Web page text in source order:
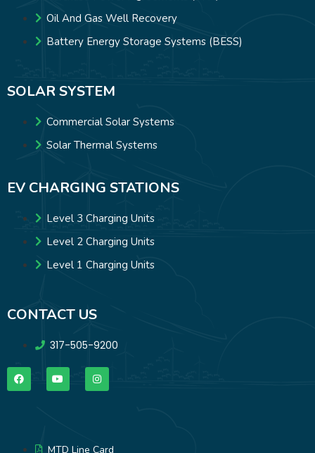
Oil And Gas Well Recovery
Battery Energy Storage Systems (BESS)
SOLAR SYSTEM
Commercial Solar Systems
Solar Thermal Systems
EV CHARGING STATIONS
Level 3 Charging Units
Level 2 Charging Units
Level 1 Charging Units
CONTACT US
317-505-9200
MTD Line Card